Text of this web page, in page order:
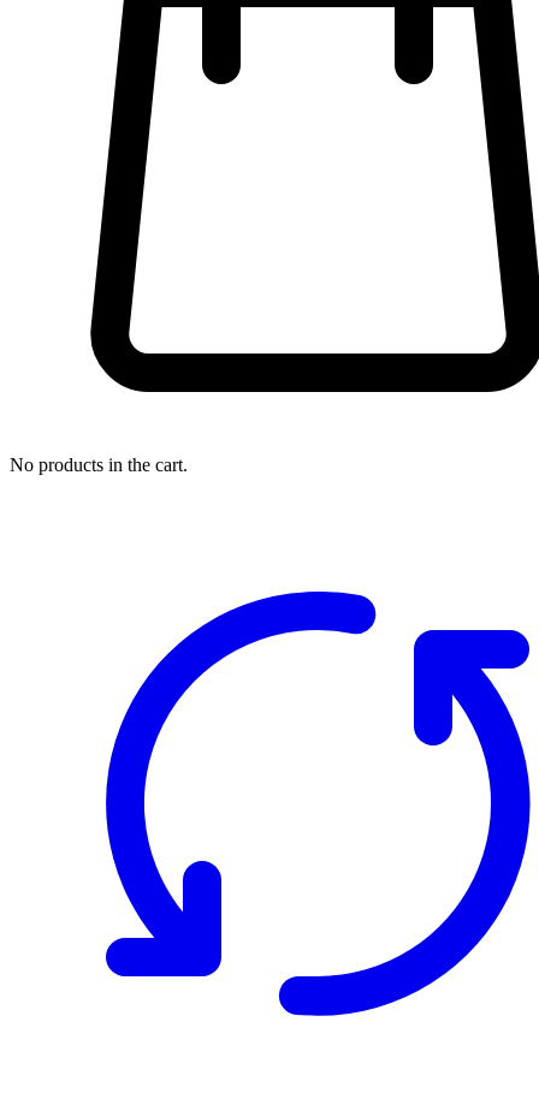
No products in the cart.